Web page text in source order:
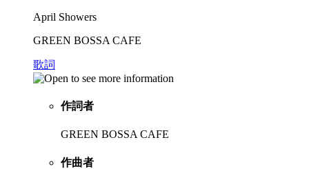
April Showers
GREEN BOSSA CAFE
歌詞
作詞者
GREEN BOSSA CAFE
作曲者